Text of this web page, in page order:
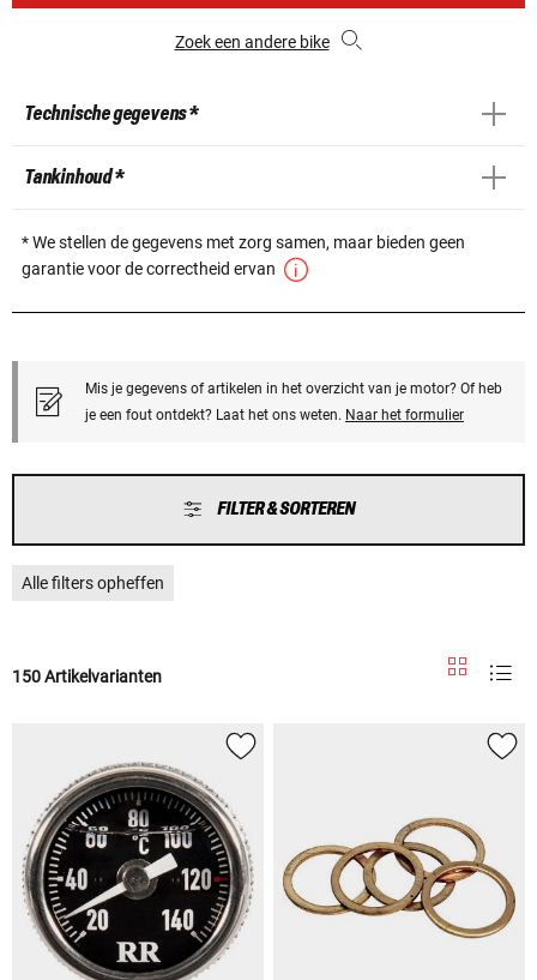
Zoek een andere bike
Technische gegevens *
Tankinhoud *
* We stellen de gegevens met zorg samen, maar bieden geen
garantie voor de correctheid ervan
Mis je gegevens of artikelen in het overzicht van je motor? Of heb
je een fout ontdekt? Laat het ons weten. Naar het formulier
FILTER & SORTEREN
Alle filters opheffen
150 Artikelvarianten